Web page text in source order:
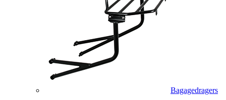
Bagagedragers